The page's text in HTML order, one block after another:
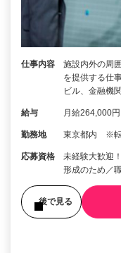
仕事内容
施設内外の周
を提供する仕
ビル、金融機
給与 月給264,000
勤務地 東京都内 ※転
応募資格
未経験大歓迎
形成のため／
後で見る